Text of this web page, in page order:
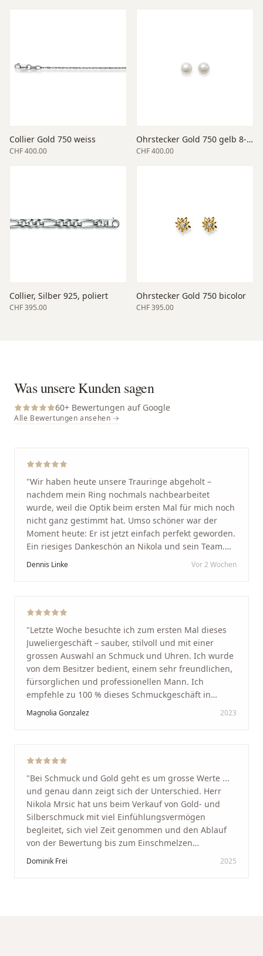
Collier Gold 750 weiss
CHF 400.00
Ohrstecker Gold 750 gelb 8-8.5
CHF 400.00
Collier, Silber 925, poliert
CHF 395.00
Ohrstecker Gold 750 bicolor
CHF 395.00
Was unsere Kunden sagen
60+ Bewertungen auf Google
Alle Bewertungen ansehen →
"Wir haben heute unsere Trauringe abgeholt –
nachdem mein Ring nochmals nachbearbeitet
wurde, weil die Optik beim ersten Mal für mich noch
nicht ganz gestimmt hat. Umso schöner war der
Moment heute: Er ist jetzt einfach perfekt geworden.
Ein riesiges Dankeschön an Nikola und sein Team.
Vom ersten Termin an wurden wir jedes Mal
Arbeit und seine Kunden wirklich am Herzen liegen.
Service und echte Herzlichkeit schätzt, ist hier genau
richtig."
Dennis Linke Vor 2 Wochen
"Letzte Woche besuchte ich zum ersten Mal dieses
Juweliergeschäft – sauber, stilvoll und mit einer
grossen Auswahl an Schmuck und Uhren. Ich wurde
von dem Besitzer bedient, einem sehr freundlichen,
fürsorglichen und professionellen Mann. Ich
empfehle zu 100 % dieses Schmuckgeschäft in
Schaffhausen. Ich selbst war sehr zufrieden und
glücklich mit der Behandlung. Ich danke Ihnen – ich
Magnolia Gonzalez 2023
"Bei Schmuck und Gold geht es um grosse Werte ...
und genau dann zeigt sich der Unterschied. Herr
Nikola Mrsic hat uns beim Verkauf von Gold- und
Silberschmuck mit viel Einfühlungsvermögen
begleitet, sich viel Zeit genommen und den Ablauf
von der Bewertung bis zum Einschmelzen
transparent und angenehm gestaltet. Diskreter,
Dominik Frei 2025